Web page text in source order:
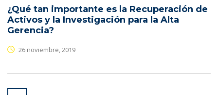
¿Qué tan importante es la Recuperación de
Activos y la Investigación para la Alta
Gerencia?
26 noviembre, 2019